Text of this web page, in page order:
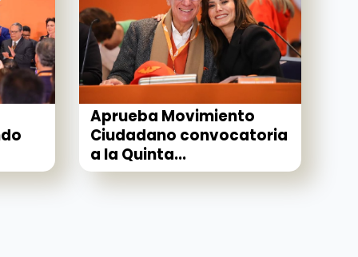
Aprueba Movimiento
Ciudadano convocatoria
a la Quinta...